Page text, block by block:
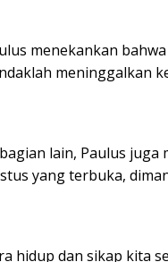
menekankan
meninggalkan
lain, Paulus
yang terbuka,
hidup dan sikap kita